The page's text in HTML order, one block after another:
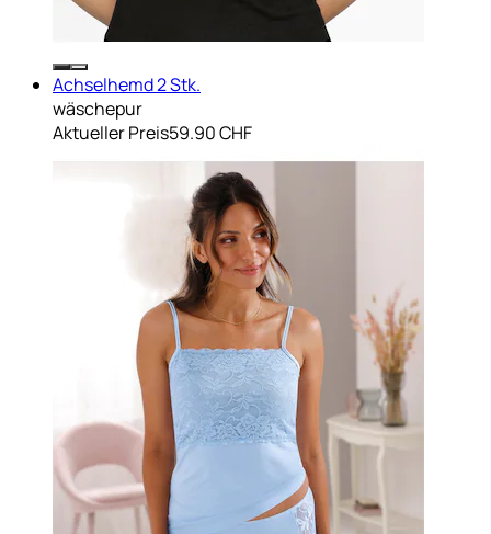
Achselhemd 2 Stk.
wäschepur
Aktueller Preis59.90 CHF